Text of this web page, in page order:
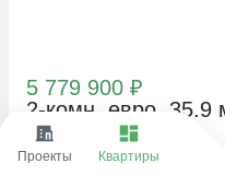
5 779 900 ₽
2-комн. евро, 35.9
КАЛИНА ДОЛИНА
IV кв.
Проекты Квартиры